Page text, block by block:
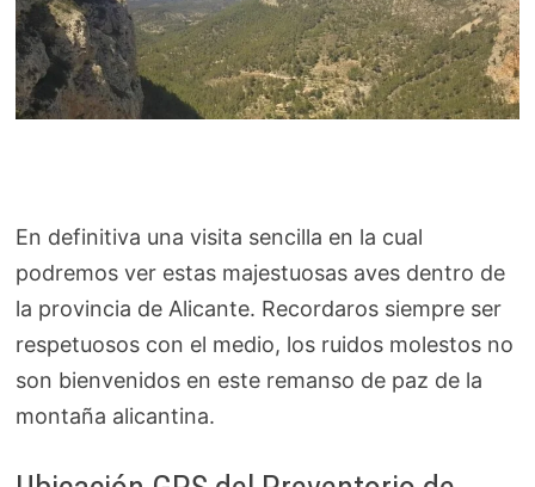
En definitiva una visita sencilla en la cual
podremos ver estas majestuosas aves dentro de
la provincia de Alicante. Recordaros siempre ser
respetuosos con el medio, los ruidos molestos no
son bienvenidos en este remanso de paz de la
montaña alicantina.